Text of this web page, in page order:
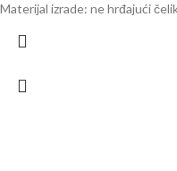
Materijal izrade: ne hrđajući